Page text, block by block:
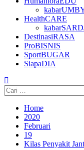
HealthCARE
DestinasiRASA
ProBISNIS
SportBUGAR
SiapaDIA
Cari
untuk:
Home
2020
Februari
19
Kilas Penyakit